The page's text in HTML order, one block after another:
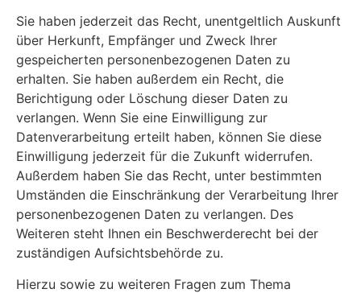
Sie haben jederzeit das Recht, unentgeltlich Auskunft
über Herkunft, Empfänger und Zweck Ihrer
gespeicherten personenbezogenen Daten zu
erhalten. Sie haben außerdem ein Recht, die
Berichtigung oder Löschung dieser Daten zu
verlangen. Wenn Sie eine Einwilligung zur
Datenverarbeitung erteilt haben, können Sie diese
Einwilligung jederzeit für die Zukunft widerrufen.
Außerdem haben Sie das Recht, unter bestimmten
Umständen die Einschränkung der Verarbeitung Ihrer
personenbezogenen Daten zu verlangen. Des
Weiteren steht Ihnen ein Beschwerderecht bei der
zuständigen Aufsichtsbehörde zu.
Hierzu sowie zu weiteren Fragen zum Thema